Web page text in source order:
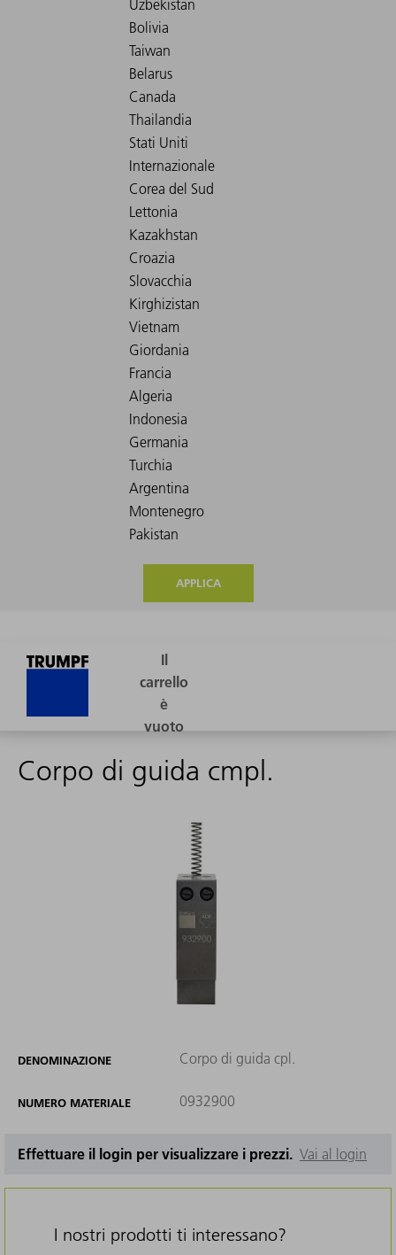
APPLICA
Corpo di guida cmpl.
DENOMINAZIONE Corpo di guida cpl.
NUMERO MATERIALE 0932900
Effettuare il login per visualizzare i prezzi. Vai al login
I nostri prodotti ti interessano?